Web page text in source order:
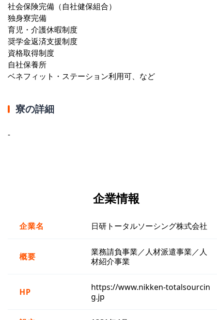
社会保険完備（自社健保組合）
独身寮完備
育児・介護休暇制度
奨学金返済支援制度
資格取得制度
自社保養所
ベネフィット・ステーション利用可、など
寮の詳細
-
企業情報
企業名 日研トータルソーシング株式会社
概要
業務請負事業／人材派遣事業／人
材紹介事業
HP
https://www.nikken-totalsourcin
g.jp